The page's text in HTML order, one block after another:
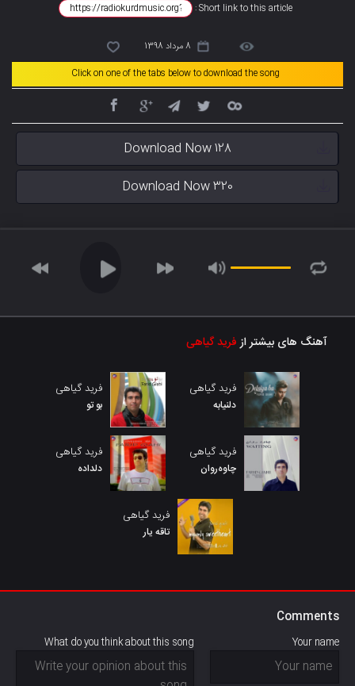
Short link to this article :
8 مرداد 1398
Click on one of the tabs below to download the song
Download Now 128
Download Now 320
آهنگ های بیشتر ازفرید گیاهی
فرید گیاهی
دلنیابه
فرید گیاهی
بو تو
فرید گیاهی
چاوەروان
فرید گیاهی
دلدادە
فرید گیاهی
تاقه یار
Comments
Your name
What do you think about this song